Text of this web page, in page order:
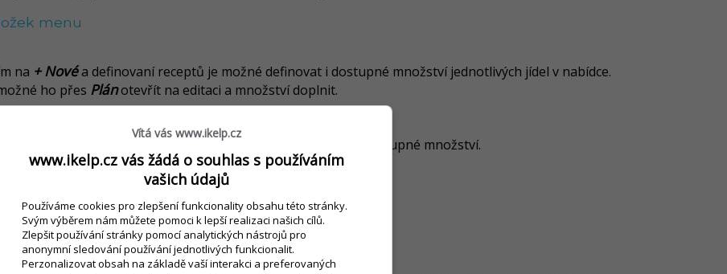
menu
na + Novéa definovaní receptů je možné definovat i dostupné množství jednotlivých jídel v nabídce.
ho přes Plánotevřít na editaci a množství doplnit.
menu (Obědové, týdenní...)v menu aplikace.
den v časti
je možné doplnit nebo upravit dostupné množství.
Vítá vás www.ikelp.cz
www.ikelp.cz vás žádá o souhlas s používáním
vašich údajů
Používáme cookies pro zlepšení funkcionality obsahu této stránky.
Svým výběrem nám můžete pomoci k lepší realizaci našich cílů.
Zlepšit používání stránky pomocí analytických nástrojů pro
anonymní sledování používání jednotlivých funkcionalit.
Perzonalizovat obsah na základě vaší interakci a preferovaných